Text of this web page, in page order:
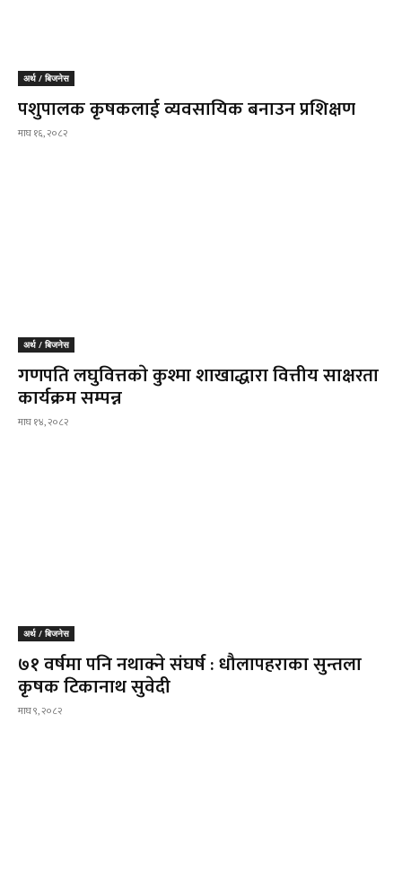
अर्थ / बिजनेस
पशुपालक कृषकलाई व्यवसायिक बनाउन प्रशिक्षण
माघ १६, २०८२
अर्थ / बिजनेस
गणपति लघुवित्तकाे कुश्मा शाखाद्धारा वित्तीय साक्षरता
कार्यक्रम सम्पन्न
माघ १४, २०८२
अर्थ / बिजनेस
७१ वर्षमा पनि नथाक्ने संघर्ष : धौलापहराका सुन्तला
कृषक टिकानाथ सुवेदी
माघ ९, २०८२